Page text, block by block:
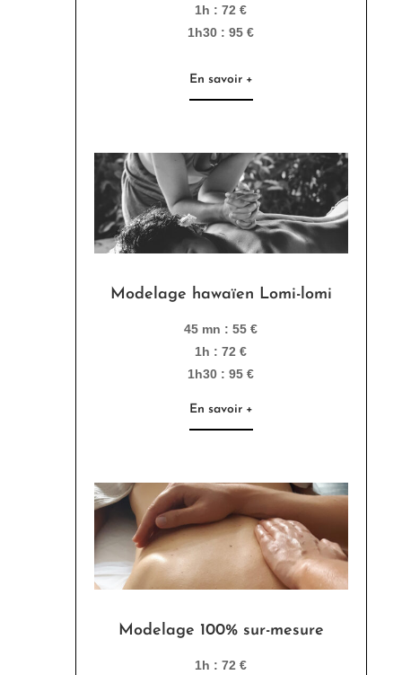
1h : 72 €
1h30 : 95 €
En savoir +
Modelage hawaïen Lomi-lomi
45 mn : 55 €
1h : 72 €
1h30 : 95 €
En savoir +
Modelage 100% sur-mesure
1h : 72 €